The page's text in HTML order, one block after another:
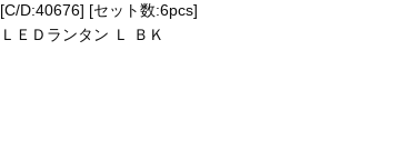
[C/D:40676] [セット数:6pcs]
ＬＥＤランタン Ｌ ＢＫ